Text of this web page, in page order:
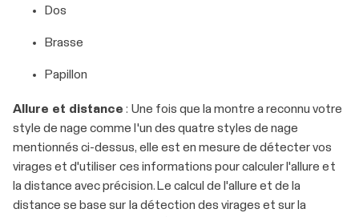
Dos
Brasse
Papillon
Allure et distance : Une fois que la montre a reconnu votre
style de nage comme l'un des quatre styles de nage
mentionnés ci-dessus, elle est en mesure de détecter vos
virages et d'utiliser ces informations pour calculer l'allure et
la distance avec précision. Le calcul de l'allure et de la
distance se base sur la détection des virages et sur la